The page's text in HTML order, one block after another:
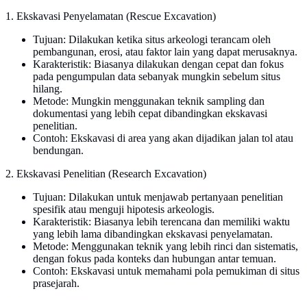
1. Ekskavasi Penyelamatan (Rescue Excavation)
Tujuan: Dilakukan ketika situs arkeologi terancam oleh
pembangunan, erosi, atau faktor lain yang dapat merusaknya.
Karakteristik: Biasanya dilakukan dengan cepat dan fokus
pada pengumpulan data sebanyak mungkin sebelum situs
hilang.
Metode: Mungkin menggunakan teknik sampling dan
dokumentasi yang lebih cepat dibandingkan ekskavasi
penelitian.
Contoh: Ekskavasi di area yang akan dijadikan jalan tol atau
bendungan.
2. Ekskavasi Penelitian (Research Excavation)
Tujuan: Dilakukan untuk menjawab pertanyaan penelitian
spesifik atau menguji hipotesis arkeologis.
Karakteristik: Biasanya lebih terencana dan memiliki waktu
yang lebih lama dibandingkan ekskavasi penyelamatan.
Metode: Menggunakan teknik yang lebih rinci dan sistematis,
dengan fokus pada konteks dan hubungan antar temuan.
Contoh: Ekskavasi untuk memahami pola pemukiman di situs
prasejarah.